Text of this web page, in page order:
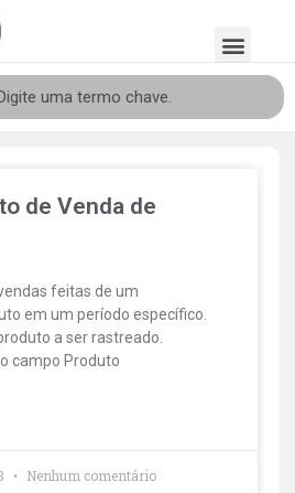
de Venda de
feitas de um
em um período específico.
a ser rastreado.
campo Produto
Nenhum comentário